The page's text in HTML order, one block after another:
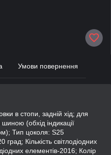
Умови повернення
в стопи, задній хід; для
(обхід індикації
Тип цоколя: S25
град; Кількість світлодіодних
елементів-2016; Колір